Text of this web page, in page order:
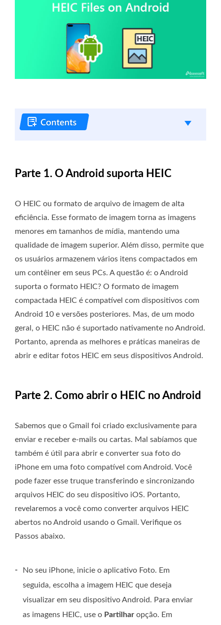
Parte 1. O Android suporta HEIC
O HEIC ou formato de arquivo de imagem de alta
eficiência. Esse formato de imagem torna as imagens
menores em tamanhos de mídia, mantendo uma
qualidade de imagem superior. Além disso, permite que
os usuários armazenem vários itens compactados em
um contêiner em seus PCs. A questão é: o Android
suporta o formato HEIC? O formato de imagem
compactada HEIC é compatível com dispositivos com
Android 10 e versões posteriores. Mas, de um modo
geral, o HEIC não é suportado nativamente no Android.
Portanto, aprenda as melhores e práticas maneiras de
abrir e editar fotos HEIC em seus dispositivos Android.
Parte 2. Como abrir o HEIC no Android
Sabemos que o Gmail foi criado exclusivamente para
enviar e receber e-mails ou cartas. Mal sabíamos que
também é útil para abrir e converter sua foto do
iPhone em uma foto compatível com Android. Você
pode fazer esse truque transferindo e sincronizando
arquivos HEIC do seu dispositivo iOS. Portanto,
revelaremos a você como converter arquivos HEIC
abertos no Android usando o Gmail. Verifique os
Passos abaixo.
-
No seu iPhone, inicie o aplicativo Foto. Em
seguida, escolha a imagem HEIC que deseja
visualizar em seu dispositivo Android. Para enviar
as imagens HEIC, use o Partilhar opção. Em